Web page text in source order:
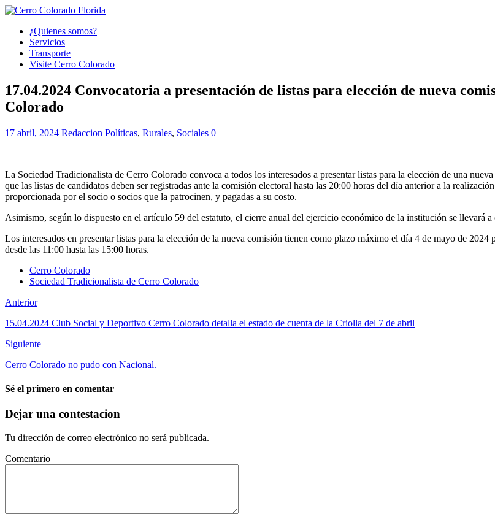
¿Quienes somos?
Servicios
Transporte
Visite Cerro Colorado
17.04.2024 Convocatoria a presentación de listas para elección de nueva
Colorado
17 abril, 2024 Redaccion Políticas, Rurales, Sociales 0
La Sociedad Tradicionalista de Cerro Colorado convoca a todos los interesados a presentar listas para la elección de una
que las listas de candidatos deben ser registradas ante la comisión electoral hasta las 20:00 horas del día anterior a la
proporcionada por el socio o socios que la patrocinen, y pagadas a su costo.
Asimismo, según lo dispuesto en el artículo 59 del estatuto, el cierre anual del ejercicio económico de la institución se llevará a
Los interesados en presentar listas para la elección de la nueva comisión tienen como plazo máximo el día 4 de mayo de
desde las 11:00 hasta las 15:00 horas.
Cerro Colorado
Sociedad Tradicionalista de Cerro Colorado
Anterior
15.04.2024 Club Social y Deportivo Cerro Colorado detalla el estado de cuenta de la Criolla del 7 de abril
Siguiente
Cerro Colorado no pudo con Nacional.
Sé el primero en comentar
Dejar una contestacion
Tu dirección de correo electrónico no será publicada.
Comentario